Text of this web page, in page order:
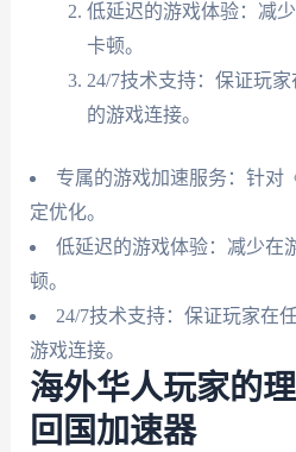
低延迟的游戏体验：减
卡顿。
24/7技术支持：保证玩
的游戏连接。
专属的游戏加速服务：针对
定优化。
低延迟的游戏体验：减少在
顿。
24/7技术支持：保证玩家在
游戏连接。
海外华人玩家的
回国加速器